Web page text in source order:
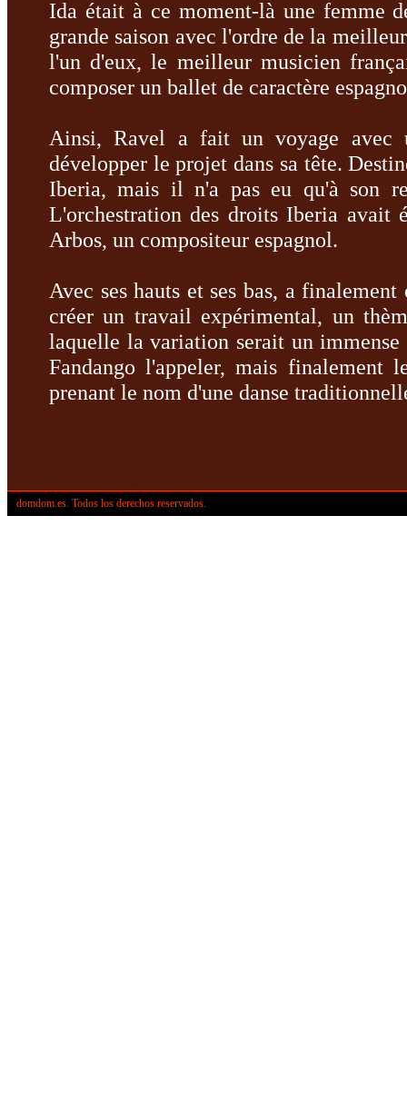
Ida était à ce moment-là une femme
grande saison avec l'ordre de la
l'un d'eux, le meilleur musicien
composer un ballet de caractère
Ainsi, Ravel a fait un voyage avec
développer le projet dans sa tête.
Iberia, mais il n'a pas eu qu'à son
L'orchestration des droits Iberia avait
Arbos, un compositeur espagnol.
Avec ses hauts et ses bas, a
créer un travail expérimental, un
laquelle la variation serait un
Fandango l'appeler, mais finalement
prenant le nom d'une danse
domdom.es. Todos los derechos reservados.